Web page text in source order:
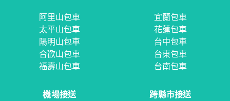
阿里山包車
太平山包車
陽明山包車
合歡山包車
福壽山包車
宜蘭包車
花蓮包車
台中包車
台東包車
台南包車
機場接送 跨縣市接送